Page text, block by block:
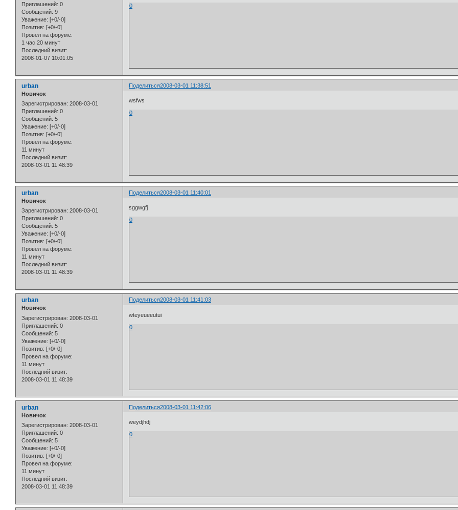
Приглашений: 0
Сообщений: 9
Уважение: [+0/-0]
Позитив: [+0/-0]
Провел на форуме:
1 час 20 минут
Последний визит:
2008-01-07 10:01:05
0
Поделиться2008-03-01 11:38:51
urban
Новичок
Зарегистрирован: 2008-03-01
Приглашений: 0
Сообщений: 5
Уважение: [+0/-0]
Позитив: [+0/-0]
Провел на форуме:
11 минут
Последний визит:
2008-03-01 11:48:39
wsfws
0
Поделиться2008-03-01 11:40:01
urban
Новичок
Зарегистрирован: 2008-03-01
Приглашений: 0
Сообщений: 5
Уважение: [+0/-0]
Позитив: [+0/-0]
Провел на форуме:
11 минут
Последний визит:
2008-03-01 11:48:39
sggwgfj
0
Поделиться2008-03-01 11:41:03
urban
Новичок
Зарегистрирован: 2008-03-01
Приглашений: 0
Сообщений: 5
Уважение: [+0/-0]
Позитив: [+0/-0]
Провел на форуме:
11 минут
Последний визит:
2008-03-01 11:48:39
wteyeueeutui
0
Поделиться2008-03-01 11:42:06
urban
Новичок
Зарегистрирован: 2008-03-01
Приглашений: 0
Сообщений: 5
Уважение: [+0/-0]
Позитив: [+0/-0]
Провел на форуме:
11 минут
Последний визит:
2008-03-01 11:48:39
weydjhdj
0